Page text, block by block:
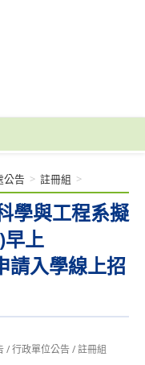
學與工程系擬
上
請入學線上招
公告 > 註冊組 >
/行政單位公告/註冊組